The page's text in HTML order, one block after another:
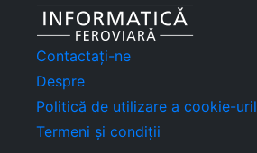
Contactați-ne
Despre
Politică de utilizare a cookie-
Termeni și condiții